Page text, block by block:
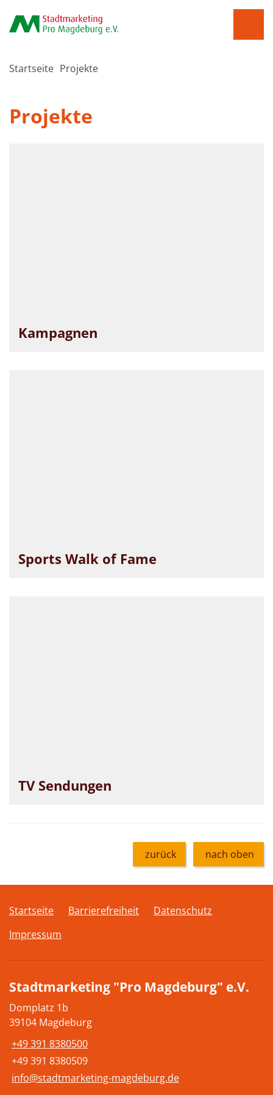
Startseite Projekte
Projekte
Kampagnen
Sports Walk of Fame
TV Sendungen
zurück nach oben
Startseite Barrierefreiheit
Datenschutz
Impressum
Stadtmarketing "Pro Magdeburg" e.V.
Domplatz 1b
39104 Magdeburg
+49 391 8380500
+49 391 8380509
info@stadtmarketing-magdeburg.de